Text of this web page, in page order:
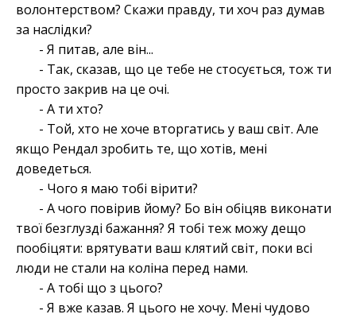
волонтерством? Скажи правду, ти хоч раз думав
за наслідки?
- Я питав, але він...
- Так, сказав, що це тебе не стосується, тож ти
просто закрив на це очі.
- А ти хто?
- Той, хто не хоче вторгатись у ваш світ. Але
якщо Рендал зробить те, що хотів, мені
доведеться.
- Чого я маю тобі вірити?
- А чого повірив йому? Бо він обіцяв виконати
твої безглузді бажання? Я тобі теж можу дещо
пообіцяти: врятувати ваш клятий світ, поки всі
люди не стали на коліна перед нами.
- А тобі що з цього?
- Я вже казав. Я цього не хочу. Мені чудово